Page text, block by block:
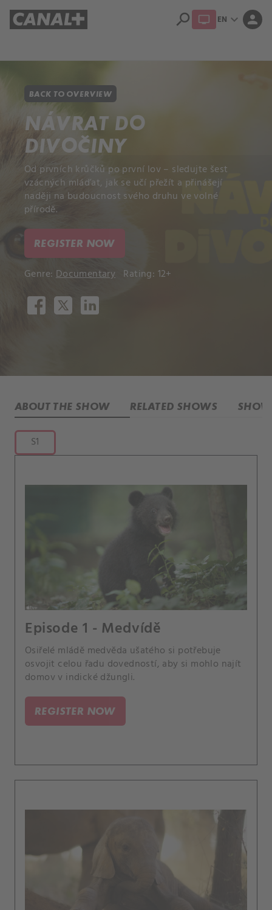
search EN expand_more person
BACK TO OVERVIEW
NÁVRAT DO
DIVOČINY
Od prvních krůčků po první lov – sledujte šest
vzácných mláďat, jak se učí přežít a přinášejí
naději na budoucnost svého druhu ve volné
přírodě.
REGISTER NOW
Genre: Documentary Rating: 12+
ABOUT THE SHOW RELATED SHOWS
S1
Episode 1 - Medvídě
Osiřelé mládě medvěda ušatého si potřebuje
osvojit celou řadu dovedností, aby si mohlo najít
domov v indické džungli.
REGISTER NOW